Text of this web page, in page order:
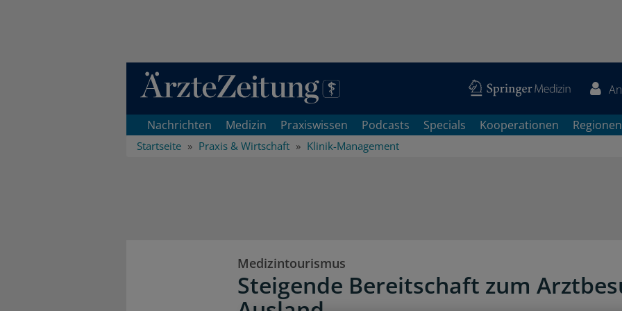
Direkt zum Inhaltsbereich
Nachrichten Medizin Praxiswissen Podcasts Specials Kooperationen Regionen
Startseite Praxis & Wirtschaft Klinik-Management
Medizintourismus
Steigende Bereitschaft zum